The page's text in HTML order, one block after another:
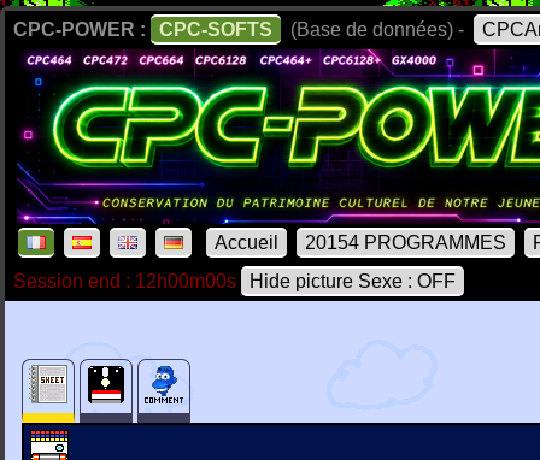
CPC-POWER : CPC-SOFTS (Base de données) -
Accueil 20154 PROGRAMMES
Session end : 12h00m00s
Hide picture Sexe : OFF